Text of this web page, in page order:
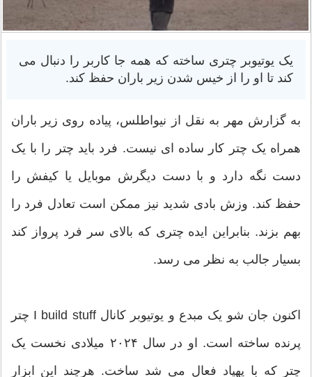
یک یوتیوبر چتری ساخته که همه جا کاربر را دنبال می
کند تا او را از خیس شدن زیر باران حفظ کند.
به گزارش مهر به نقل از نیواطلس، پیاده روی زیر باران
همراه یک چتر کار ساده ای نیست. فرد باید چتر را با یک
دست نگه دارد و با دست دیگرش موبایل یا کیفش را
حفظ کند. وزش بادی شدید نیز ممکن است تعادل فرد را
بهم بزند. بنابراین ایده چتری که بالای سر فرد پرواز کند
بسیار جالب به نظر می رسد.
اکنون جان شو یک مبدع و یوتیوبر کانال I build stuff چتر
پرنده ساخته است. او در سال ۲۰۲۴ میلادی نخست یک
چتر که با پهپاد فعال می شد ساخت. هرچند این ابزار